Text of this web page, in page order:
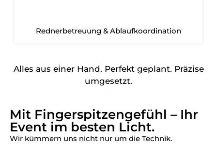
Rednerbetreuung & Ablaufkoordination
Alles aus einer Hand. Perfekt geplant. Präzise
umgesetzt.
Mit Fingerspitzengefühl – Ihr
Event im besten Licht.
Wir kümmern uns nicht nur um die Technik.